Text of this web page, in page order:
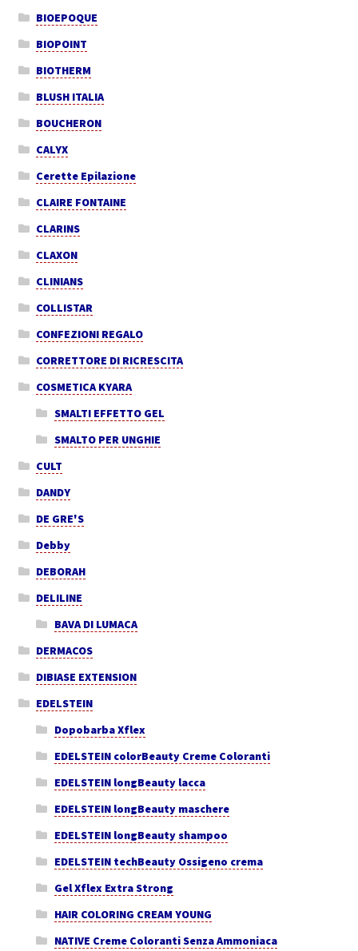
BIOEPOQUE
BIOPOINT
BIOTHERM
BLUSH ITALIA
BOUCHERON
CALYX
Cerette Epilazione
CLAIRE FONTAINE
CLARINS
CLAXON
CLINIANS
COLLISTAR
CONFEZIONI REGALO
CORRETTORE DI RICRESCITA
COSMETICA KYARA
SMALTI EFFETTO GEL
SMALTO PER UNGHIE
CULT
DANDY
DE GRE'S
Debby
DEBORAH
DELILINE
BAVA DI LUMACA
DERMACOS
DIBIASE EXTENSION
EDELSTEIN
Dopobarba Xflex
EDELSTEIN colorBeauty Creme Coloranti
EDELSTEIN longBeauty lacca
EDELSTEIN longBeauty maschere
EDELSTEIN longBeauty shampoo
EDELSTEIN techBeauty Ossigeno crema
Gel Xflex Extra Strong
HAIR COLORING CREAM YOUNG
NATIVE Creme Coloranti Senza Ammoniaca